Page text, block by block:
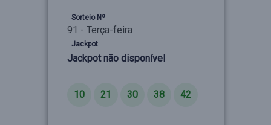
Sorteio Nº
91 - Terça-feira
Jackpot
Jackpot não disponível
10 21 30 38 42